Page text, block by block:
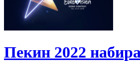
Пекин 2022